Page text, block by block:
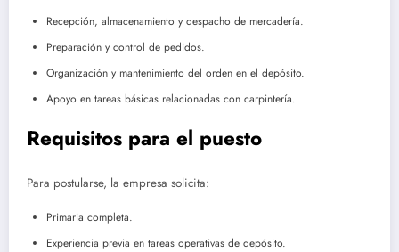
Recepción, almacenamiento y despacho de mercadería.
Preparación y control de pedidos.
Organización y mantenimiento del orden en el depósito.
Apoyo en tareas básicas relacionadas con carpintería.
Requisitos para el puesto
Para postularse, la empresa solicita:
Primaria completa.
Experiencia previa en tareas operativas de depósito.